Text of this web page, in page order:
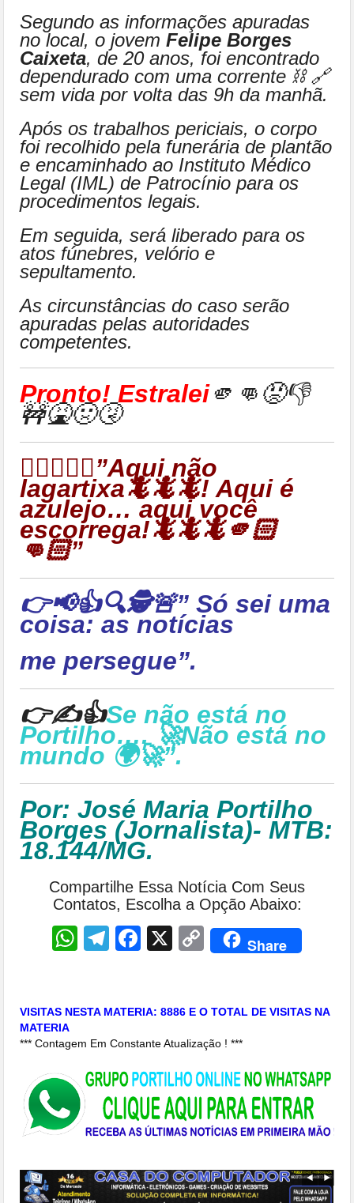
Segundo as informações apuradas
no local, o jovemFelipe Borges
Caixeta, de 20 anos, foi encontrado
dependurado com uma corrente ⛓ 🔗
sem vida por volta das 9h da manhã.
Após os trabalhos periciais, o corpo
foi recolhido pela funerária de plantão
e encaminhado ao Instituto Médico
Legal (IML) de Patrocínio para os
procedimentos legais.
Em seguida, será liberado para os
atos fúnebres, velório e
sepultamento.
As circunstâncias do caso serão
apuradas pelas autoridades
competentes.
Pronto! Estralei🫵👊😡👎
🚧🤮🤢🤧
👉🏻🦎🦎🦎”Aqui não
lagartixa🦎🦎🦎! Aqui é
azulejo… aqui você
escorrega!🦎🦎🦎🫵🏻
👊🏻”
👉📢👍🔍🕵🚨” Só sei uma
coisa: as notícias
me persegue”.
👉✍👍Se não está no
Portilho…. 🚀Não está no
mundo 🌍🚀”.
Por: José Maria Portilho
Borges (Jornalista)- MTB:
18.144/MG.
Compartilhe Essa Notícia Com Seus
Contatos, Escolha a Opção Abaixo:
WhatsApp
Telegram
Facebook
X CopyShare
VISITAS NESTA MATERIA: 8886 E O TOTAL DE VISITAS NA
MATERIA
*** Contagem Em Constante Atualização ! ***